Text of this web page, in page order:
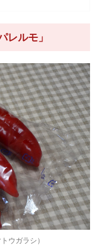
レルモ」
ウガラシ）